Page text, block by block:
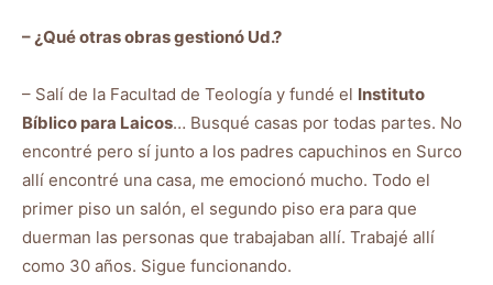
– ¿Qué otras obras gestionó Ud.?
– Salí de la Facultad de Teología y fundé el Instituto
Bíblico para Laicos… Busqué casas por todas partes. No
encontré pero sí junto a los padres capuchinos en Surco
allí encontré una casa, me emocionó mucho. Todo el
primer piso un salón, el segundo piso era para que
duerman las personas que trabajaban allí. Trabajé allí
como 30 años. Sigue funcionando.